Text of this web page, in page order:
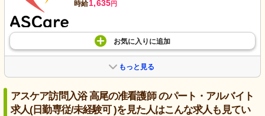
時給1,635円
お気に入り に追加
もっと見る
アスケア訪問入浴 高尾の准看護師 のパート・アルバイト
求人(日勤専従/未経験可 )を見た人はこんな求人も見てい